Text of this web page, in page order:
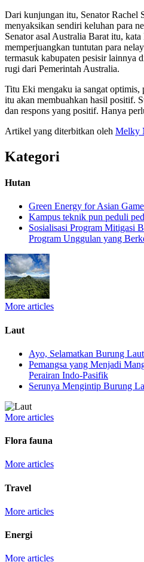
Dari kunjungan itu, Senator Rachel
menyaksikan sendiri keluhan para
Senator asal Australia Barat itu,
memperjuangkan tuntutan para
termasuk kabupaten pesisir lainnya
rugi dari Pemerintah Australia.
Titu Eki mengaku ia sangat optimis,
itu akan membuahkan hasil positif.
dan respons yang positif. Hanya
Artikel yang diterbitkan oleh Melky
Kategori
Hutan
Green Energy for Asian
Kampus teknik pun peduli
Sosialisasi Program Mitigasi
Program Unggulan yang
More articles
Laut
Ayo, Selamatkan Burung
Pemangsa yang Menjadi
Perairan Indo-Pasifik
Serunya Mengintip Burung
More articles
Flora fauna
More articles
Travel
More articles
Energi
More articles